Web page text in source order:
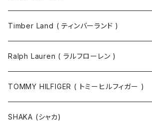
Timber Land ( ティンバーランド )
ソックス
半袖Tシャツ
長袖Tシャツ
Ralph Lauren ( ラルフローレン )
シャツ
帽子
TOMMY HILFIGER ( トミーヒルフィガー )
ジャケット
SHAKA (シャカ)